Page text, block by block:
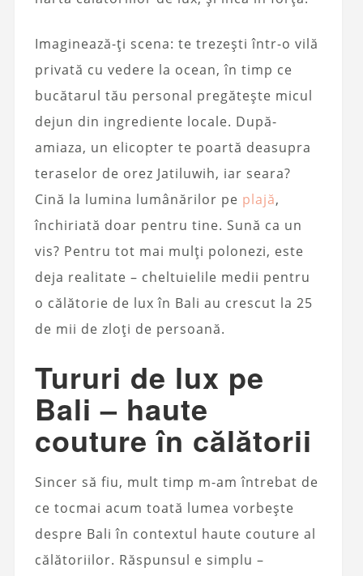
Imaginează-ți scena: te trezești într-o vilă
privată cu vedere la ocean, în timp ce
bucătarul tău personal pregătește micul
dejun din ingrediente locale. După-
amiaza, un elicopter te poartă deasupra
teraselor de orez Jatiluwih, iar seara?
Cină la lumina lumânărilor pe plajă,
închiriată doar pentru tine. Sună ca un
vis? Pentru tot mai mulți polonezi, este
deja realitate – cheltuielile medii pentru
o călătorie de lux în Bali au crescut la 25
de mii de zloți de persoană.
Tururi de lux pe
Bali – haute
couture în călătorii
Sincer să fiu, mult timp m-am întrebat de
ce tocmai acum toată lumea vorbește
despre Bali în contextul haute couture al
călătoriilor. Răspunsul e simplu –